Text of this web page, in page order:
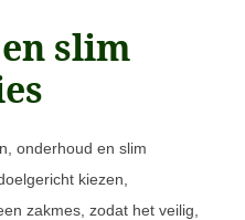
slim
onderhoud en slim
kiezen,
zakmes, zodat het veilig,